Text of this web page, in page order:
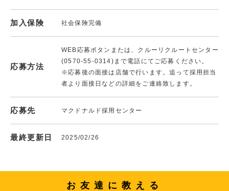
加入保険 社会保険完備
応募方法
WEB応募ボタンまたは、クルーリクルートセンター
(0570-55-0314)まで電話にてご応募ください。
※応募後の面接は店舗で行います。追って採用担当
者より面接日などの詳細をご連絡致します。
応募先 マクドナルド採用センター
最終更新日 2025/02/26
お友達に教える